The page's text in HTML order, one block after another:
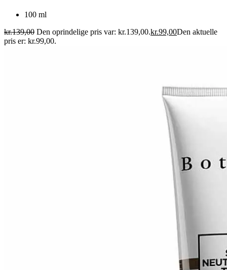
100 ml
kr.139,00 Den oprindelige pris var: kr.139,00.kr.99,00Den aktuelle
pris er: kr.99,00.